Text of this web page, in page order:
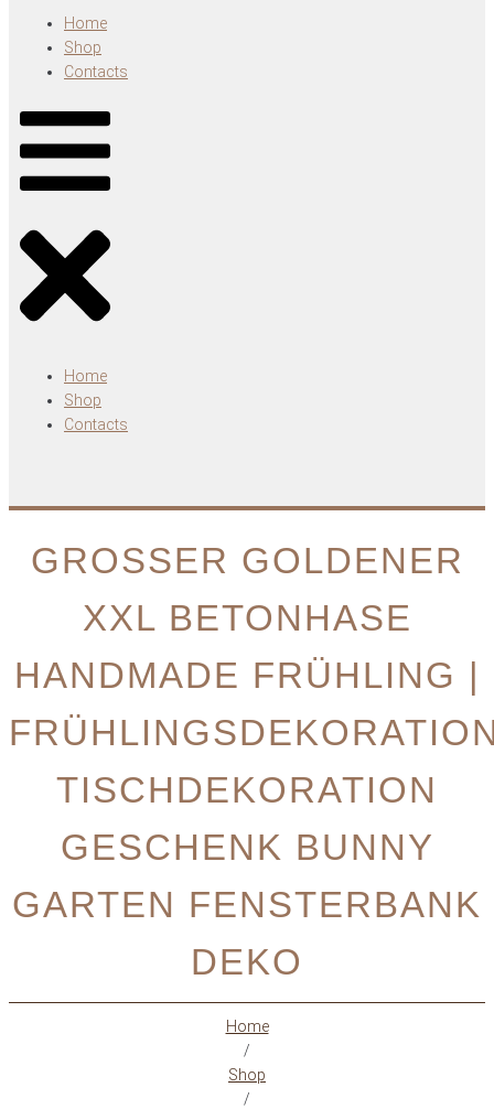
Home
Shop
Contacts
Home
Shop
Contacts
GROSSER GOLDENER X
XL BETONHASE H
ANDMADE FRÜHLING | F
ISCHDEKORATION G
ESCHENK BUNNY G
ARTEN FENSTERBANK D
EKO
Home
/
Shop
/